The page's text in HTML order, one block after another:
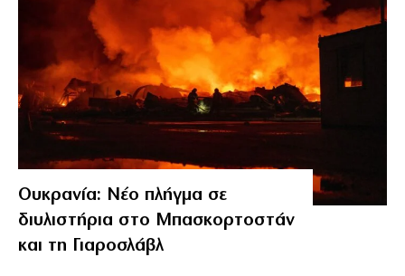
Ουκρανία: Νέο πλήγμα σε
διυλιστήρια στο Μπασκορτοστάν
και τη Γιαροσλάβλ